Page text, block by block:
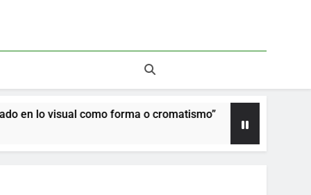
forma o cromatismo” La poética de los